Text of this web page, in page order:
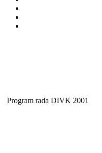
Program rada DIVK 2001